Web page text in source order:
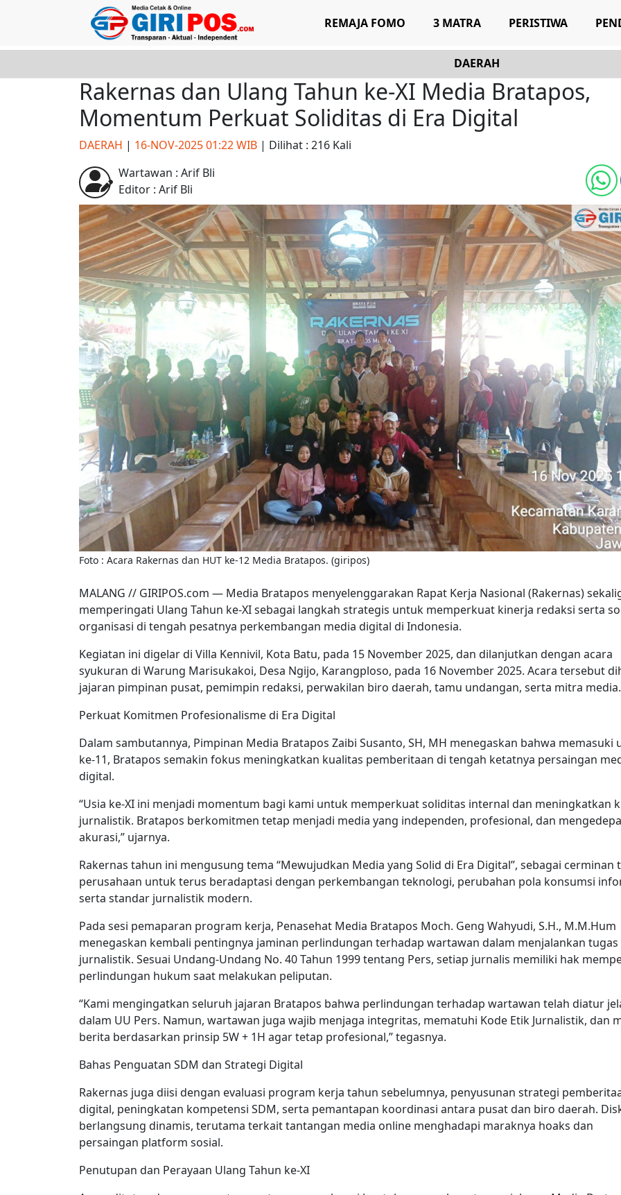
REMAJA FOMO 3 MATRA PERISTIWA
DAERAH
Rakernas dan Ulang Tahun ke-XI Media Bratapos,
Momentum Perkuat Soliditas di Era Digital
DAERAH | 16-NOV-2025 01:22 WIB | Dilihat : 216 Kali
Wartawan : Arif Bli
Editor : Arif Bli
Foto : Acara Rakernas dan HUT ke-12 Media Bratapos. (giripos)
MALANG // GIRIPOS.com — Media Bratapos menyelenggarakan Rapat Kerja Nasional (Rakernas)
memperingati Ulang Tahun ke-XI sebagai langkah strategis untuk memperkuat kinerja redaksi serta
organisasi di tengah pesatnya perkembangan media digital di Indonesia.
Kegiatan ini digelar di Villa Kennivil, Kota Batu, pada 15 November 2025, dan dilanjutkan dengan acara
syukuran di Warung Marisukakoi, Desa Ngijo, Karangploso, pada 16 November 2025. Acara tersebut
jajaran pimpinan pusat, pemimpin redaksi, perwakilan biro daerah, tamu undangan, serta mitra media.
Perkuat Komitmen Profesionalisme di Era Digital
Dalam sambutannya, Pimpinan Media Bratapos Zaibi Susanto, SH, MH menegaskan bahwa memasuki
ke-11, Bratapos semakin fokus meningkatkan kualitas pemberitaan di tengah ketatnya persaingan
digital.
“Usia ke-XI ini menjadi momentum bagi kami untuk memperkuat soliditas internal dan meningkatkan
jurnalistik. Bratapos berkomitmen tetap menjadi media yang independen, profesional, dan
akurasi,” ujarnya.
Rakernas tahun ini mengusung tema “Mewujudkan Media yang Solid di Era Digital”, sebagai cerminan
perusahaan untuk terus beradaptasi dengan perkembangan teknologi, perubahan pola konsumsi
serta standar jurnalistik modern.
Pada sesi pemaparan program kerja, Penasehat Media Bratapos Moch. Geng Wahyudi, S.H., M.M.Hum
menegaskan kembali pentingnya jaminan perlindungan terhadap wartawan dalam menjalankan tugas
jurnalistik. Sesuai Undang-Undang No. 40 Tahun 1999 tentang Pers, setiap jurnalis memiliki hak
perlindungan hukum saat melakukan peliputan.
“Kami mengingatkan seluruh jajaran Bratapos bahwa perlindungan terhadap wartawan telah diatur
dalam UU Pers. Namun, wartawan juga wajib menjaga integritas, mematuhi Kode Etik Jurnalistik, dan
berita berdasarkan prinsip 5W + 1H agar tetap profesional,” tegasnya.
Bahas Penguatan SDM dan Strategi Digital
Rakernas juga diisi dengan evaluasi program kerja tahun sebelumnya, penyusunan strategi
digital, peningkatan kompetensi SDM, serta pemantapan koordinasi antara pusat dan biro daerah.
berlangsung dinamis, terutama terkait tantangan media online menghadapi maraknya hoaks dan
persaingan platform sosial.
Penutupan dan Perayaan Ulang Tahun ke-XI